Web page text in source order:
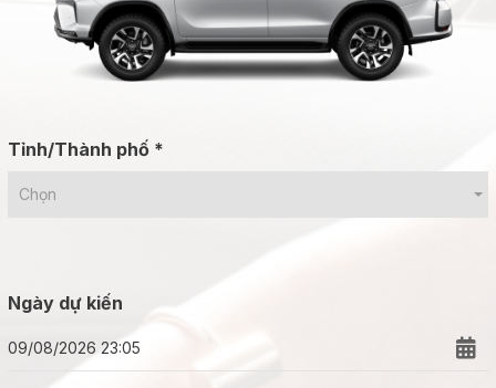
Tỉnh/Thành phố *
Chọn
Ngày dự kiến